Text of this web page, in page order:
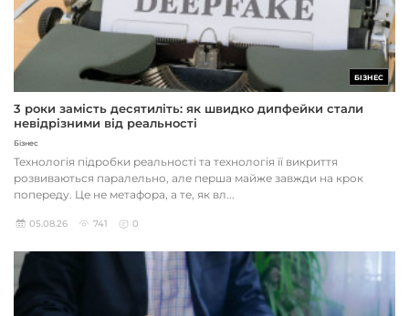
БІЗНЕС
3 роки замість десятиліть: як швидко дипфейки стали
невідрізними від реальності
Бізнес
Технологія підробки реальності та технологія її викриття
розвиваються паралельно, але перша майже завжди на крок
попереду. Це не метафора, а те, як вл...
05.08.26 741 0